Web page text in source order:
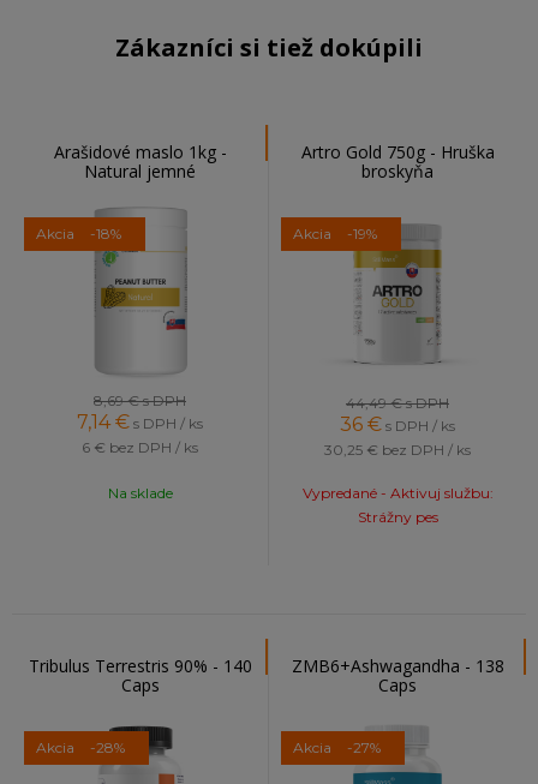
Zákazníci si tiež dokúpili
Arašidové maslo 1kg -
Natural jemné
Akcia -18%
8,69 €s DPH
7,14 € s DPH / ks
6 € bez DPH / ks
Na sklade
Artro Gold 750g - Hruška
broskyňa
Akcia -19%
44,49 €s DPH
36 € s DPH / ks
30,25 € bez DPH / ks
Vypredané - Aktivuj službu:
Strážny pes
Tribulus Terrestris 90% - 140
Caps
Akcia -28%
ZMB6+Ashwagandha - 138
Caps
Akcia -27%